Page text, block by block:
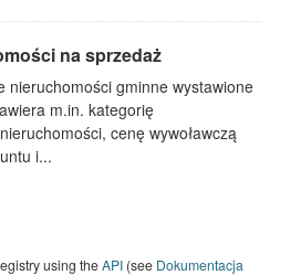
na sprzedaż
nieruchomości gminne wystawione
m.in. kategorię
cenę wywoławczą
i...
using theAPI (see Dokumentacja